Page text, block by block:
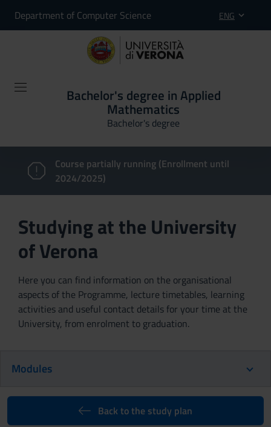
Department of Computer Science ENG
Bachelor's degree in Applied
Mathematics
Bachelor's degree
Course partially running (Enrollment until
2024/2025)
Studying at the University
of Verona
Here you can find information on the organisational
aspects of the Programme, lecture timetables, learning
activities and useful contact details for your time at the
University, from enrolment to graduation.
Modules
Back to the study plan